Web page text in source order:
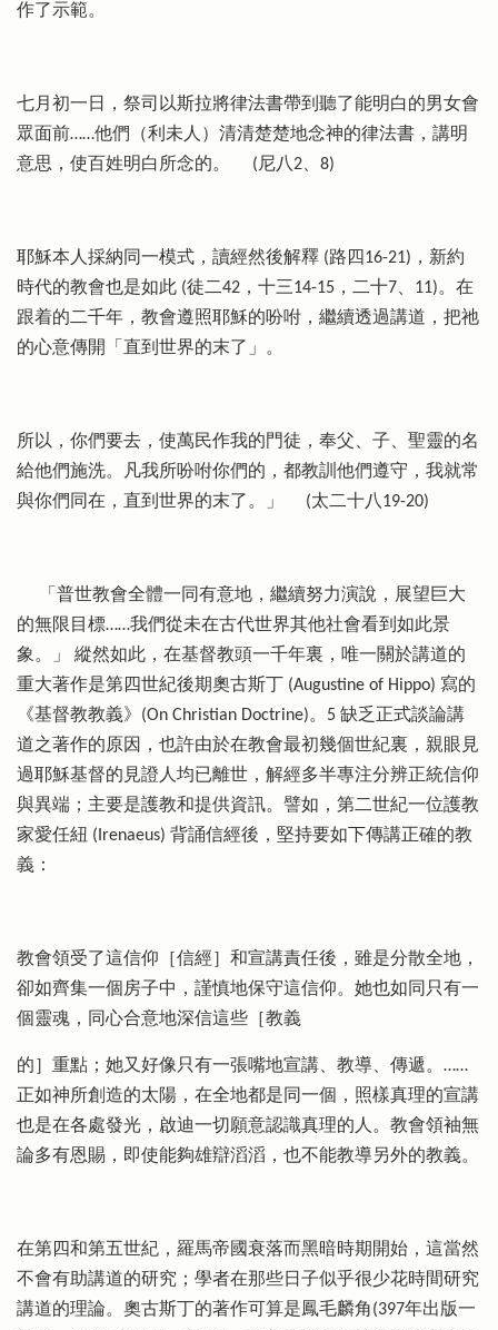
作了示範。
七月初一日，祭司以斯拉將律法書帶到聽了能明白的男女會
眾面前……他們（利未人）清清楚楚地念神的律法書，講明
意思，使百姓明白所念的。
(尼八2、8)
耶穌本人採納同一模式，讀經然後解釋 (路四16-21)，新約
時代的教會也是如此 (徒二42，十三14-15，二十7、11)。在
跟着的二千年，教會遵照耶穌的吩咐，繼續透過講道，把祂
的心意傳開「直到世界的末了」。
所以，你們要去，使萬民作我的門徒，奉父、子、聖靈的名
給他們施洗。凡我所吩咐你們的，都教訓他們遵守，我就常
與你們同在，直到世界的末了。」
(太二十八19-20)
「普世教會全體一同有意地，繼續努力演說，展望巨大
的無限目標……我們從未在古代世界其他社會看到如此景
象。」 縱然如此，在基督教頭一千年裏，唯一關於講道的
重大著作是第四世紀後期奧古斯丁 (Augustine of Hippo) 寫的
《基督教教義》(On Christian Doctrine)。5 缺乏正式談論講
道之著作的原因，也許由於在教會最初幾個世紀裏，親眼見
過耶穌基督的見證人均已離世，解經多半專注分辨正統信仰
與異端；主要是護教和提供資訊。譬如，第二世紀一位護教
家愛任紐 (Irenaeus) 背誦信經後，堅持要如下傳講正確的教
義：
教會領受了這信仰［信經］和宣講責任後，雖是分散全地，
卻如齊集一個房子中，謹慎地保守這信仰。她也如同只有一
個靈魂，同心合意地深信這些［教義
的］重點；她又好像只有一張嘴地宣講、教導、傳遞。……
正如神所創造的太陽，在全地都是同一個，照樣真理的宣講
也是在各處發光，啟迪一切願意認識真理的人。教會領袖無
論多有恩賜，即使能夠雄辯滔滔，也不能教導另外的教義。
在第四和第五世紀，羅馬帝國衰落而黑暗時期開始，這當然
不會有助講道的研究；學者在那些日子似乎很少花時間研究
講道的理論。奧古斯丁的著作可算是鳳毛麟角(397年出版一